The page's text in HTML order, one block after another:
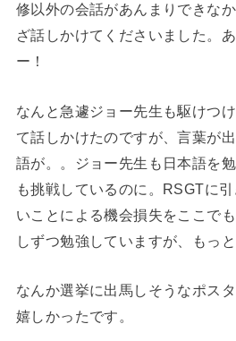
修以外の会話があんまりできな
ざ話しかけてくださいました。
ー！
なんと急遽ジョー先生も駆けつ
て話しかけたのですが、言葉が
語が。。ジョー先生も日本語を
も挑戦しているのに。RSGTに
いことによる機会損失をここで
しずつ勉強していますが、もっと
なんか選挙に出馬しそうなポス
嬉しかったです。